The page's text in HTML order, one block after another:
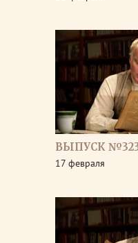
ВЫПУСК
17 февраля